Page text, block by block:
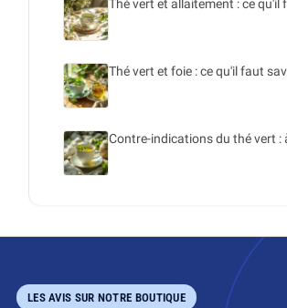
Thé vert et allaitement : ce qu'il
Thé vert et foie : ce qu'il faut
Contre-indications du thé vert :
LES AVIS SUR NOTRE BOUTIQUE